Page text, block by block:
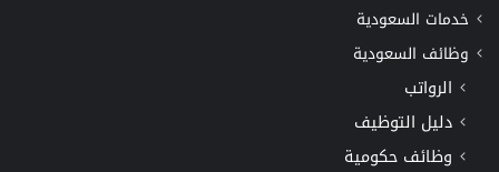
خدمات السعودية
وظائف السعودية
الرواتب
دليل التوظيف
وظائف حكومية